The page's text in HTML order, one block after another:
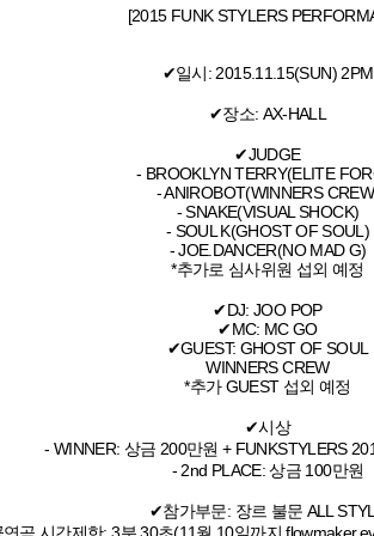
[2015 FUNK STYLERS
✔일시: 2015.11.15(SUN) 2PM
✔장소: AX-HALL
✔JUDGE
- BROOKLYN TERRY(ELITE
- ANIROBOT(WINNERS
- SNAKE(VISUAL SHOCK)
- SOUL K(GHOST OF SOUL)
- JOE.DANCER(NO MAD G)
*추가로 심사위원 섭외 예정
✔DJ: JOO POP
✔MC: MC GO
✔GUEST: GHOST OF SOUL
WINNERS CREW
*추가 GUEST 섭외 예정
✔시상
- WINNER: 상금 200만원 + FUNKSTYLERS
- 2nd PLACE: 상금 100만원
✔참가부문: 장르 불문 ALL